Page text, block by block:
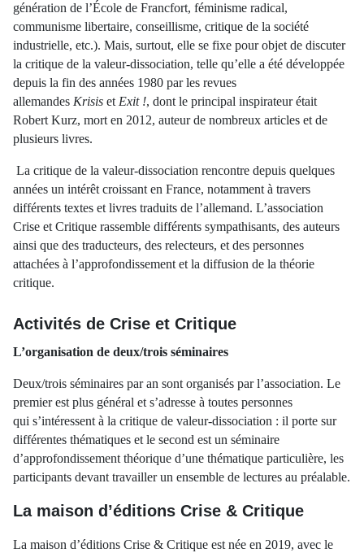
génération de l’École de Francfort, féminisme radical,
communisme libertaire, conseillisme, critique de la société
industrielle, etc.). Mais, surtout, elle se fixe pour objet de discuter
la critique de la valeur-dissociation, telle qu’elle a été développée
depuis la fin des années 1980 par les revues
allemandes Krisis et Exit !, dont le principal inspirateur était
Robert Kurz, mort en 2012, auteur de nombreux articles et de
plusieurs livres.
La critique de la valeur-dissociation rencontre depuis quelques
années un intérêt croissant en France, notamment à travers
différents textes et livres traduits de l’allemand. L’association
Crise et Critique rassemble différents sympathisants, des auteurs
ainsi que des traducteurs, des relecteurs, et des personnes
attachées à l’approfondissement et la diffusion de la théorie
critique.
Activités de Crise et Critique
L’organisation de deux/trois séminaires
Deux/trois séminaires par an sont organisés par l’association. Le
premier est plus général et s’adresse à toutes personnes
qui s’intéressent à la critique de valeur-dissociation : il porte sur
différentes thématiques et le second est un séminaire
d’approfondissement théorique d’une thématique particulière, les
participants devant travailler un ensemble de lectures au préalable.
La maison d’éditions Crise & Critique
La maison d’éditions Crise & Critique est née en 2019, avec le